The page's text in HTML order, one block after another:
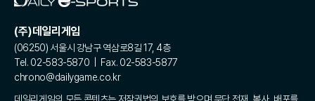
(주)데일리게임
(06250) 서울시 강남구 역삼로8길 17, 4층
Tel. 02-583-5870 | Fax. 02-583-5877
chrono@dailygame.co.kr
데일리게임의 모든 콘텐츠는 저작권법의 보호를 받으며 무단 전재, 복사, 배포를